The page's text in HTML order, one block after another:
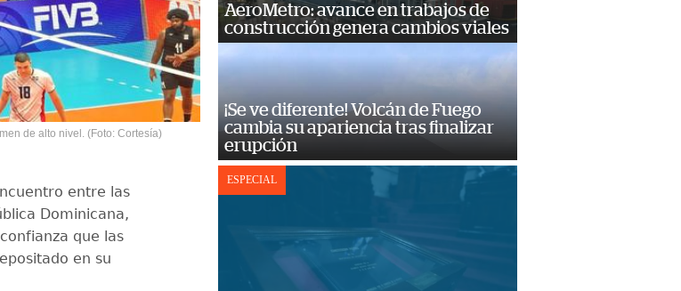
de alto nivel. (Foto: Cortesía)
entre las
Dominicana,
que las
en su
AeroMetro: avance en trabajos de
construcción genera cambios viales
¡Se ve diferente! Volcán de Fuego
cambia su apariencia tras finalizar
erupción
ESPECIAL